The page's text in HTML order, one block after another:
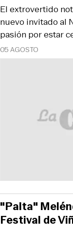
05 AGOSTO
El extrovertido
nuevo invitado al
pasión por estar
"Palta"
Festival de